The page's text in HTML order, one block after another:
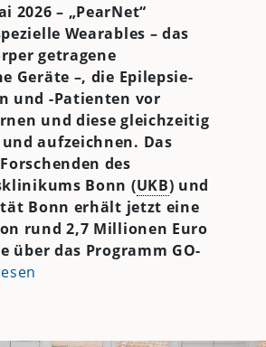
2026 – „PearNet“
Wearables – das
getragene
Geräte –, die Epilepsie-
und -Patienten vor
und diese gleichzeitig
aufzeichnen. Das
des
Bonn (UKB) und
Bonn erhält jetzt eine
rund 2,7 Millionen Euro
über das Programm GO-